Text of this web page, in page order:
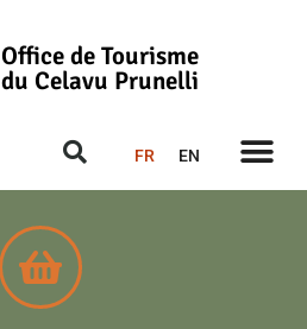
Office de Tourisme
du Celavu Prunelli
FR EN